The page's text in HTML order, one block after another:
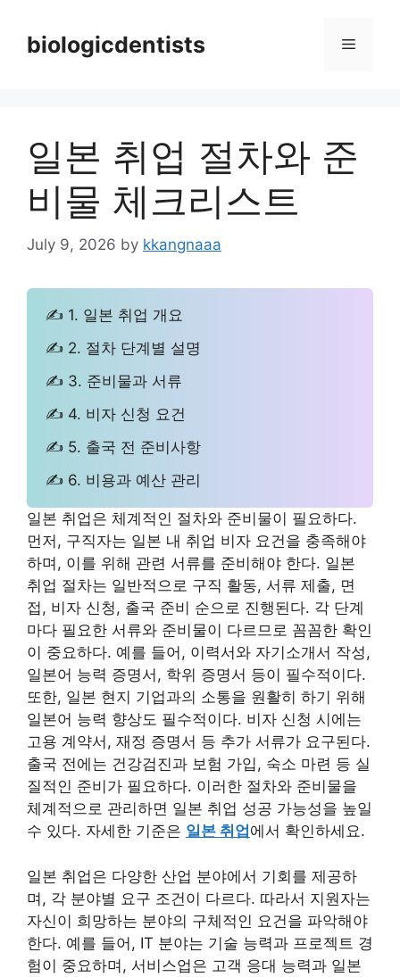
contentbiologicdentists Menu
일본 취업 절차와 준
비물 체크리스트
July 9, 2026 by kkangnaaa
✍ 1. 일본 취업 개요
✍ 2. 절차 단계별 설명
✍ 3. 준비물과 서류
✍ 4. 비자 신청 요건
✍ 5. 출국 전 준비사항
✍ 6. 비용과 예산 관리
일본 취업은 체계적인 절차와 준비물이 필요하다.
먼저, 구직자는 일본 내 취업 비자 요건을 충족해야
하며, 이를 위해 관련 서류를 준비해야 한다. 일본
취업 절차는 일반적으로 구직 활동, 서류 제출, 면
접, 비자 신청, 출국 준비 순으로 진행된다. 각 단계
마다 필요한 서류와 준비물이 다르므로 꼼꼼한 확인
이 중요하다. 예를 들어, 이력서와 자기소개서 작성,
일본어 능력 증명서, 학위 증명서 등이 필수적이다.
또한, 일본 현지 기업과의 소통을 원활히 하기 위해
일본어 능력 향상도 필수적이다. 비자 신청 시에는
고용 계약서, 재정 증명서 등 추가 서류가 요구된다.
출국 전에는 건강검진과 보험 가입, 숙소 마련 등 실
질적인 준비가 필요하다. 이러한 절차와 준비물을
체계적으로 관리하면 일본 취업 성공 가능성을 높일
수 있다. 자세한 기준은 일본 취업 에서 확인하세요.
일본 취업은 다양한 산업 분야에서 기회를 제공하
며, 각 분야별 요구 조건이 다르다. 따라서 지원자는
자신이 희망하는 분야의 구체적인 요건을 파악해야
한다. 예를 들어, IT 분야는 기술 능력과 프로젝트 경
험이 중요하며, 서비스업은 고객 응대 능력과 일본